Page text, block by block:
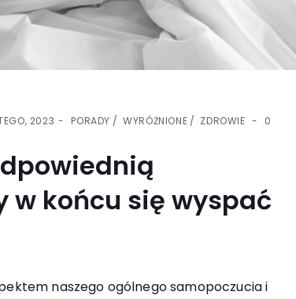
2023 PORADY WYRÓŻNIONE ZDROWIE
0
w końcu się wyspać
naszego ogólnego samopoczucia i